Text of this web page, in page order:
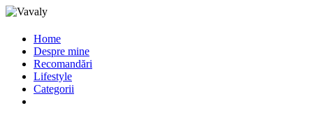
Home
Despre mine
Recomandări
Lifestyle
Categorii